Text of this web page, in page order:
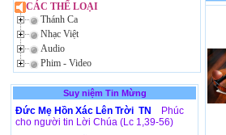
CÁC THỂ LOẠI
Thánh Ca
Nhạc Việt
Audio
Phim - Video
Suy niệm Tin Mừng
Đức Mẹ Hồn Xác Lên Trời TN
Phúc
cho người tin Lời Chúa (Lc 1,39-56)